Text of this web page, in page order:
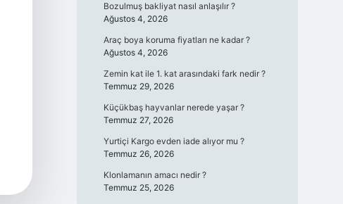
Bozulmuş bakliyat nasıl anlaşılır ?
Ağustos 4, 2026
Araç boya koruma fiyatları ne kadar ?
Ağustos 4, 2026
Zemin kat ile 1. kat arasındaki fark nedir ?
Temmuz 29, 2026
Küçükbaş hayvanlar nerede yaşar ?
Temmuz 27, 2026
Yurtiçi Kargo evden iade alıyor mu ?
Temmuz 26, 2026
Klonlamanın amacı nedir ?
Temmuz 25, 2026